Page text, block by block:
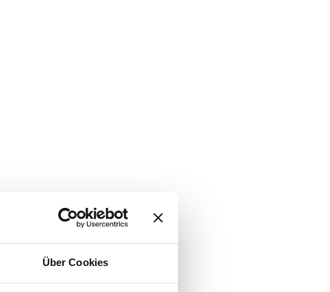
Über Cookies